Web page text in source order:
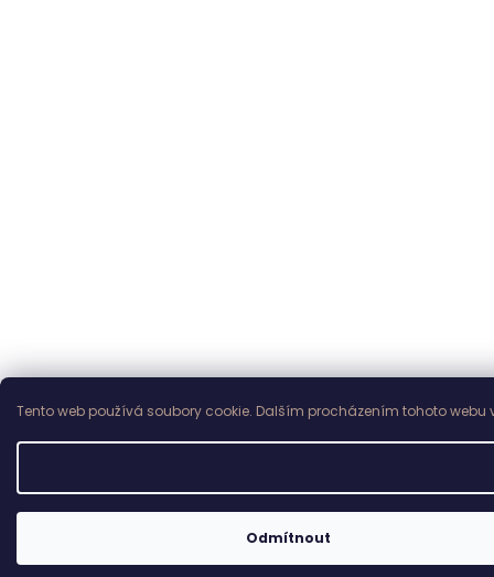
Tento web používá soubory cookie. Dalším procházením tohoto
Odmítnout